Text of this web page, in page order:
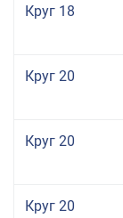
Круг 18
Круг 20
Круг 20
Круг 20